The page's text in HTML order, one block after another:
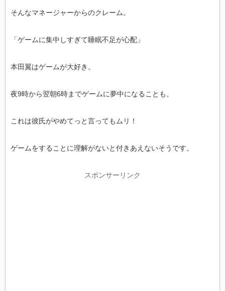
そんなマネージャーからのクレーム。
「ゲームに集中しすぎて睡眠不足が心配」
本田翼はゲームが大好き。
夜9時から翌朝6時までゲームに夢中になることも。
これは彼氏がやめてっと言ってもムリ！
ゲームをすることに理解がないと付きあえないそうです。
スポンサーリンク